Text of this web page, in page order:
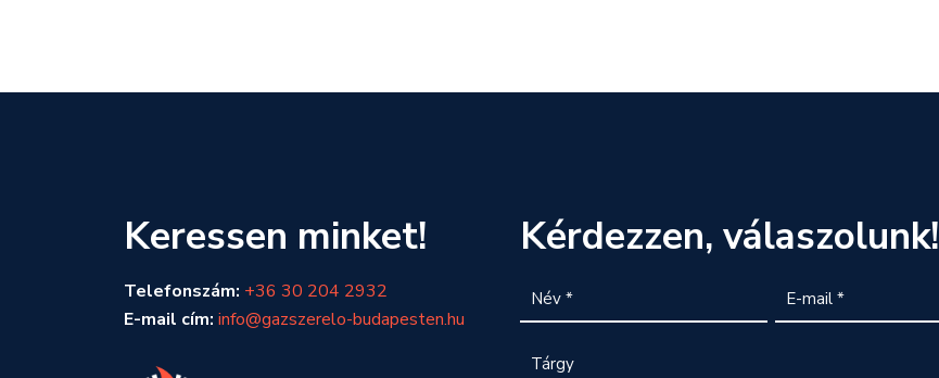
Keressen minket!
Telefonszám: +36 30 204 2932
E-mail cím: info@gazszerelo-budapesten.hu
Kérdezzen, válaszolunk!